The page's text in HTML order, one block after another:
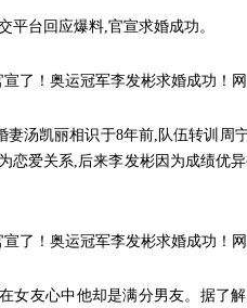
平台回应爆料,官宣求婚成功。
妻汤凯丽相识于8年前,队伍转训周
恋爱关系,后来李发彬因为成绩优
女友心中他却是满分男友。据了